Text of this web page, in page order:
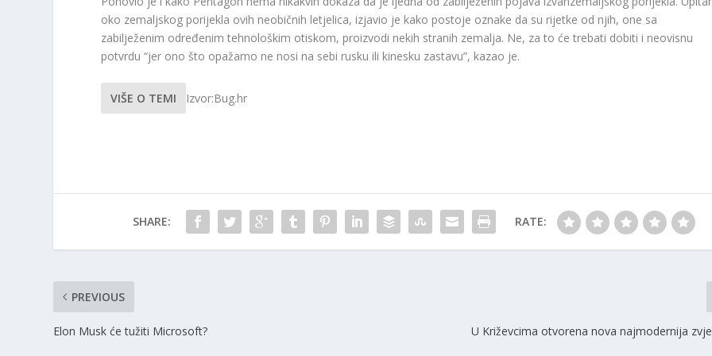
oko zemaljskog porijekla ovih neobičnih letjelica, izjavio je kako postoje oznake da su rijetke od njih, one sa
zabilježenim određenim tehnološkim otiskom, proizvodi nekih stranih zemalja. Ne, za to će trebati dobiti i neovisnu
potvrdu “jer ono što opažamo ne nosi na sebi rusku ili kinesku zastavu”, kazao je.
VIŠE O TEMI Izvor:Bug.hr
SHARE: RATE:
PREVIOUS
Elon Musk će tužiti Microsoft? U Križevcima otvorena nova najmodernija